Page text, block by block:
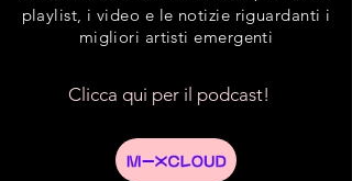
playlist, i video e le notizie riguardanti i
migliori artisti emergenti
Clicca qui per il podcast!